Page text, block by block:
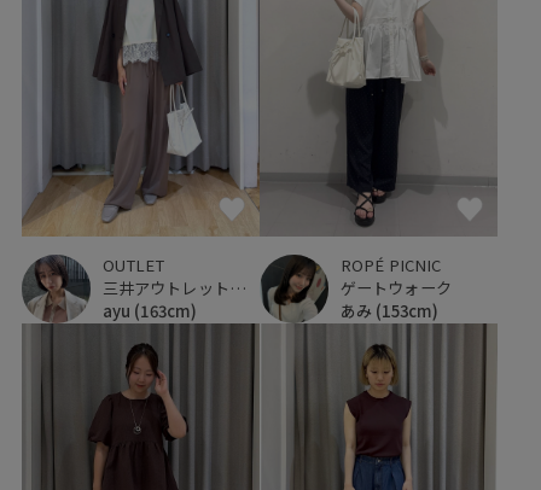
OUTLET
三井アウトレットパーク ジャズドリーム長島
ayu (163cm)
ROPÉ PICNIC
ゲートウォーク
あみ (153cm)